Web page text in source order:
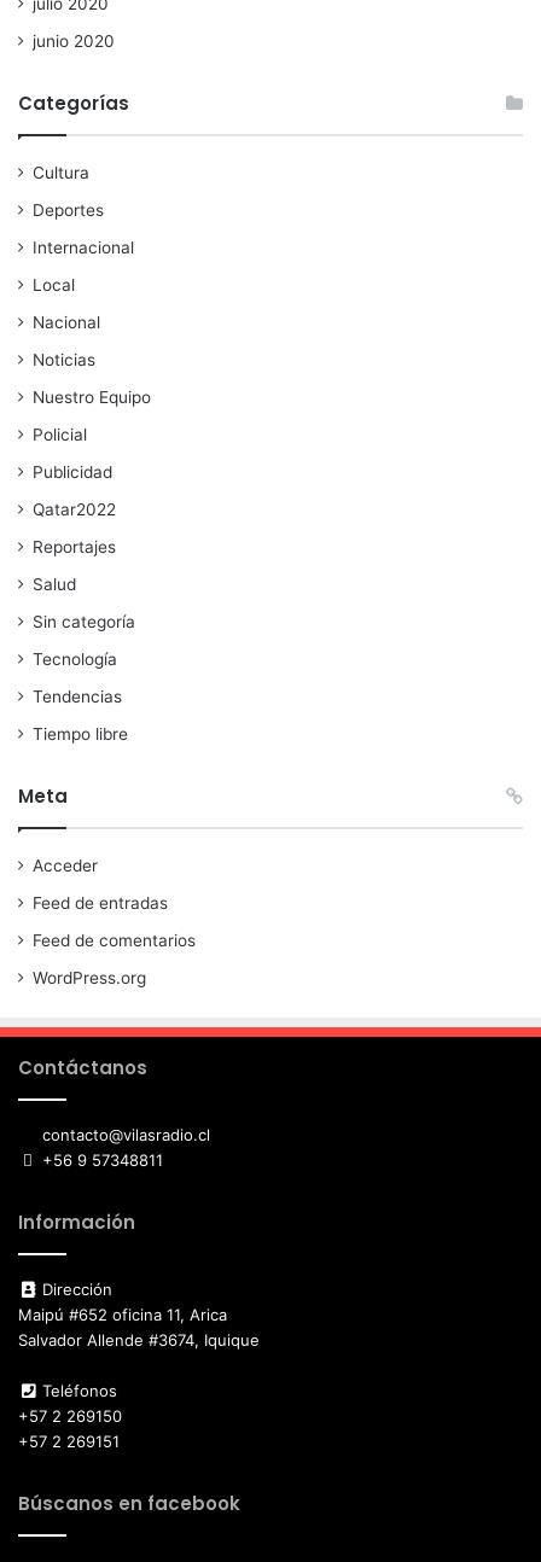
junio 2020
Categorías
Cultura
Deportes
Internacional
Local
Nacional
Noticias
Nuestro Equipo
Policial
Publicidad
Qatar2022
Reportajes
Salud
Sin categoría
Tecnología
Tendencias
Tiempo libre
Meta
Acceder
Feed de entradas
Feed de comentarios
WordPress.org
Contáctanos
contacto@vilasradio.cl
+56 9 57348811
Información
Dirección
Maipú #652 oficina 11, Arica
Salvador Allende #3674, Iquique
Teléfonos
+57 2 269150
+57 2 269151
Búscanos en facebook